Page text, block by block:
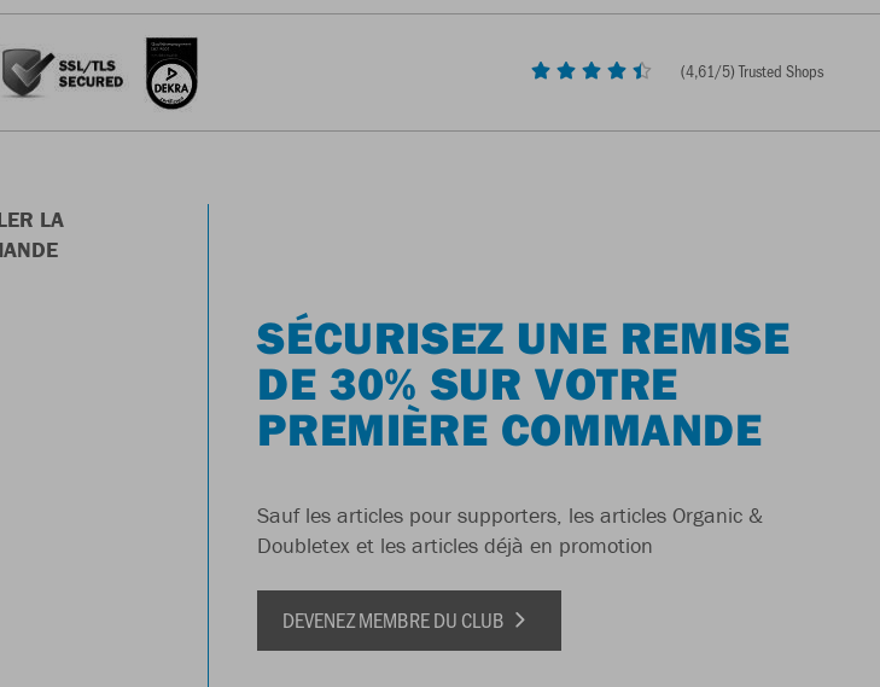
(4,61/5) Trusted Shops
LA
SÉCURISEZ UNE REMISE
DE 30% SUR VOTRE
PREMIÈRE COMMANDE
Sauf les articles pour supporters, les articles Organic &
Doubletex et les articles déjà en promotion
DEVENEZ MEMBRE DU CLUB